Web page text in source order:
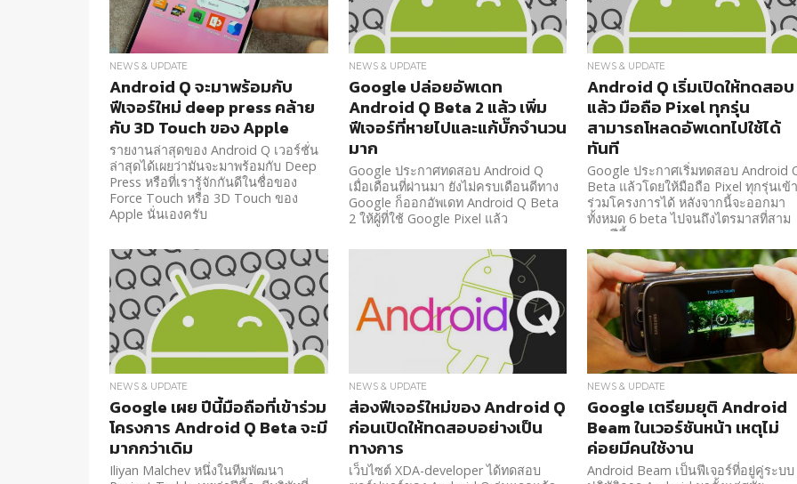
NEWS & UPDATE
Android Q จะมาพร้อมกับ
ฟีเจอร์ใหม่ deep press คล้าย
กับ 3D Touch ของ Apple
รายงานล่าสุดของ Android Q เวอร์ชั่น
ล่าสุดได้เผยว่ามันจะมาพร้อมกับ Deep
Press หรือที่เรารู้จักกันดีในชื่อของ
Force Touch หรือ 3D Touch ของ
Apple นั่นเองครับ
NEWS & UPDATE
Google ปล่อยอัพเดท
Android Q Beta 2 แล้ว เพิ่ม
ฟีเจอร์ที่หายไปและแก้บั๊กจำนวน
มาก
Google ประกาศทดสอบ Android Q
เมื่อเดือนที่ผ่านมา ยังไม่ครบเดือนดีทาง
Google ก็ออกอัพเดท Android Q Beta
2 ให้ผู้ที่ใช้ Google Pixel แล้ว
NEWS & UPDATE
Android Q เริ่มเปิดให้ทดสอบ
แล้ว มือถือ Pixel ทุกรุ่น
สามารถโหลดอัพเดทไปใช้ได้
ทันที
Google ประกาศเริ่มทดสอบ Android
Beta แล้วโดยให้มือถือ Pixel ทุกรุ่นเข้
ร่วมโครงการได้ หลังจากนี้จะออกมา
ทั้งหมด 6 beta ไปจนถึงไตรมาสที่สาม
ของปีนี้
NEWS & UPDATE
Google เผย ปีนี้มือถือที่เข้าร่วม
โครงการ Android Q Beta จะมี
มากกว่าเดิม
Iliyan Malchev หนึ่งในทีมพัฒนา
NEWS & UPDATE
ส่องฟีเจอร์ใหม่ของ Android Q
ก่อนเปิดให้ทดสอบอย่างเป็น
ทางการ
เว็บไซต์ XDA-developer ได้ทดสอบ
NEWS & UPDATE
Google เตรียมยุติ Android
Beam ในเวอร์ชันหน้า เหตุไม่
ค่อยมีคนใช้งาน
Android Beam เป็นฟีเจอร์ที่อยู่คู่ระบบ